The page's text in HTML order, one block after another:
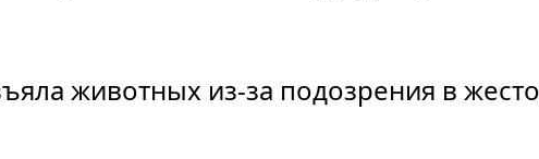
животных из-за подозрения в